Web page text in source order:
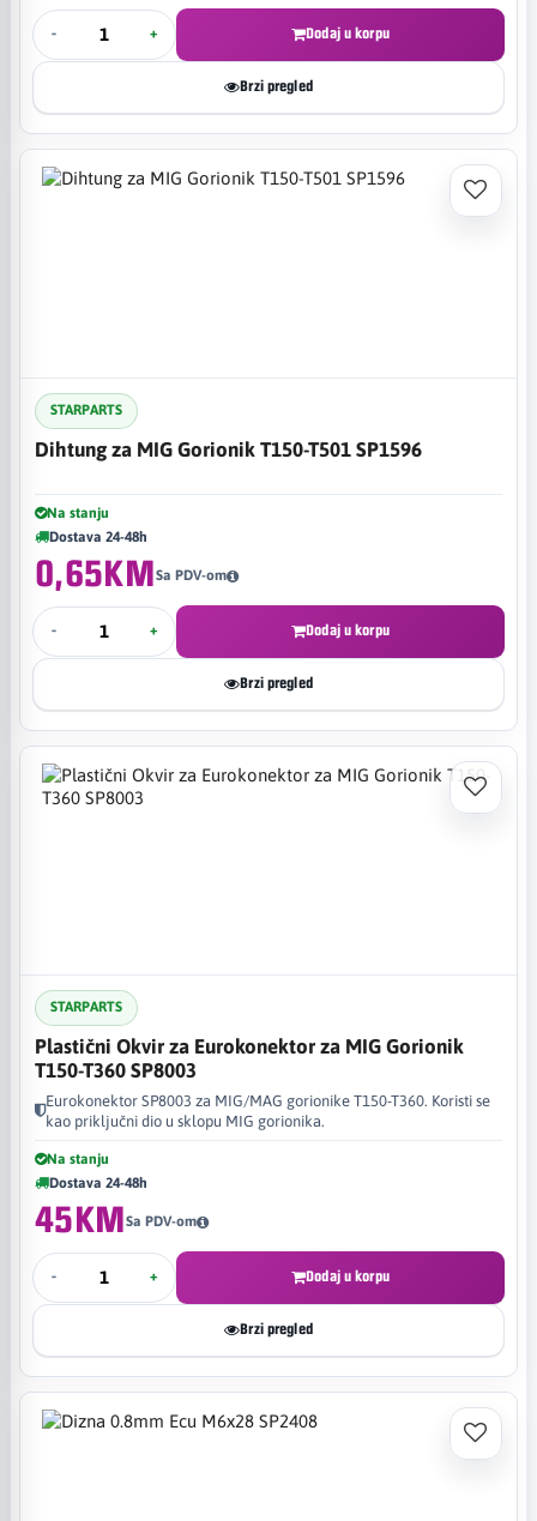
- + Dodaj u korpu
Brzi pregled
STARPARTS
Dihtung za MIG Gorionik T150-T501 SP1596
Na stanju
Dostava 24-48h
0,65KMSa PDV-om
- + Dodaj u korpu
Brzi pregled
STARPARTS
Plastični Okvir za Eurokonektor za MIG Gorionik
T150-T360 SP8003
Eurokonektor SP8003 za MIG/MAG gorionike T150-T360. Koristi se
kao priključni dio u sklopu MIG gorionika.
Na stanju
Dostava 24-48h
45KMSa PDV-om
- + Dodaj u korpu
Brzi pregled